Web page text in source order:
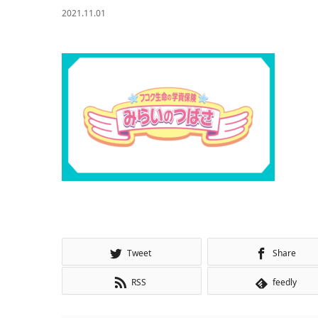
2021.11.01
Tweet Share
RSS feedly